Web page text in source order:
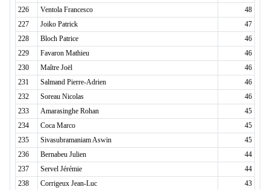
226
Ventola Francesco
48
227
Joiko Patrick
47
228
Bloch Patrice
46
229
Favaron Mathieu
46
230
Maître Joël
46
231
Salmand Pierre-Adrien
46
232
Soreau Nicolas
46
233
Amarasinghe Rohan
45
234
Coca Marco
45
235
Sivasubramaniam Aswin
45
236
Bernabeu Julien
44
237
Servel Jérémie
44
238
Corrigeux Jean-Luc 43